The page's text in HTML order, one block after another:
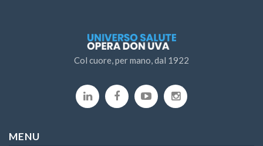
Col cuore, per mano, dal 1922
MENU